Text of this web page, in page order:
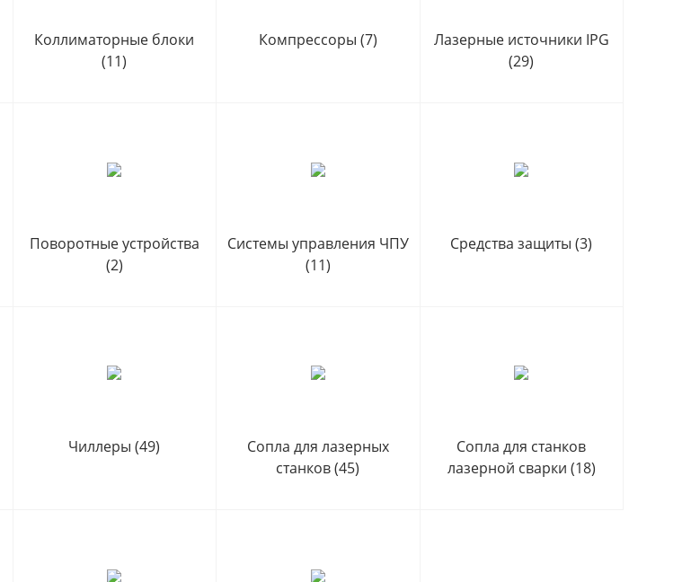
Коллиматорные блоки
(11)
Компрессоры (7)
Лазерные источники IPG
(29)
Поворотные устройства
(2)
Системы управления ЧПУ
(11)
Средства защиты(3)
Чиллеры(49)
Сопла для лазерных
станков(45)
Сопла для станков
лазерной сварки (18)